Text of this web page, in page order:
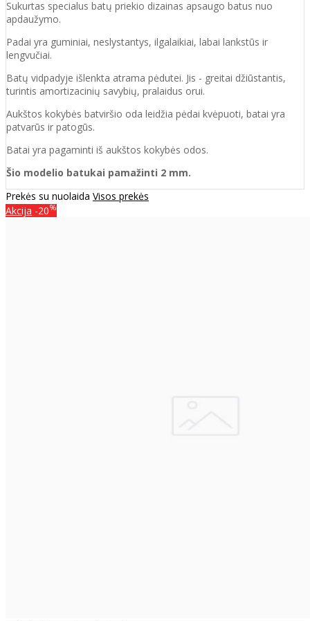
Sukurtas specialus batų priekio dizainas apsaugo batus nuo
apdaužymo.
Padai yra guminiai, neslystantys, ilgalaikiai, labai lankstūs ir
lengvučiai.
Batų vidpadyje išlenkta atrama pėdutei. Jis - greitai džiūstantis,
turintis amortizacinių savybių, pralaidus orui.
Aukštos kokybės batviršio oda leidžia pėdai kvėpuoti, batai yra
patvarūs ir patogūs.
Batai yra pagaminti iš aukštos kokybės odos.
Šio modelio batukai pamažinti 2 mm.
Prekės su nuolaida Visos prekės
Akcija -20%